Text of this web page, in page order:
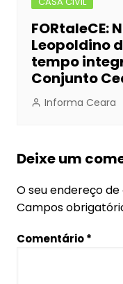
FORtaleCE:
Leopoldino
tempo
Conjunto
Informa Ceara
Deixe um
O seu endereço
Campos
Comentário*